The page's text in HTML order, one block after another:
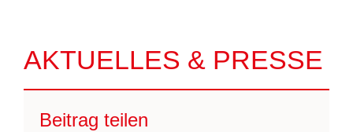
AKTUELLES & PRESSE
Beitrag teilen